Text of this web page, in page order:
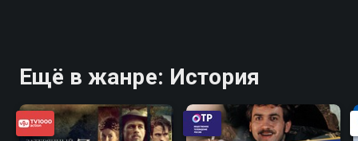
Ещё в жанре: История